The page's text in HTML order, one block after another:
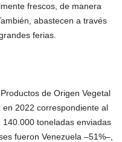
frescos, de manera
abastecen a través
ferias.
de Origen Vegetal
2022 correspondiente al
toneladas enviadas
fueron Venezuela –51%–,